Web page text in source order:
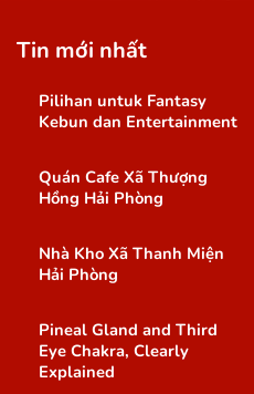
Tin mới nhất
Pilihan untuk Fantasy
Kebun dan Entertainment
Quán Cafe Xã Thượng
Hồng Hải Phòng
Nhà Kho Xã Thanh Miện
Hải Phòng
Pineal Gland and Third
Eye Chakra, Clearly
Explained